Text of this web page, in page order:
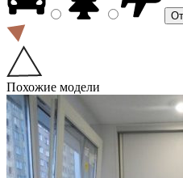
Похожие модели